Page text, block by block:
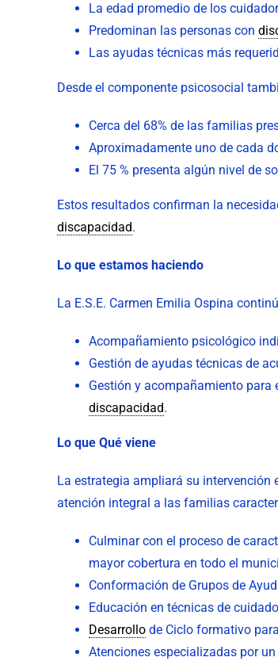
La edad promedio de los
Predominan las personas con
Las ayudas técnicas más
Desde el componente psicosocial
Cerca del 68% de las familias
Aproximadamente uno de cada
El 75 % presenta algún nivel de
Estos resultados confirman la
discapacidad.
Lo que estamos haciendo
La E.S.E. Carmen Emilia Ospina
Acompañamiento psicológico
Gestión de ayudas técnicas de
Gestión y acompañamiento para
discapacidad.
Lo que Qué viene
La estrategia ampliará su
atención integral a las familias
Culminar con el proceso de
mayor cobertura en todo el
Conformación de Grupos de
Educación en técnicas de
Desarrollo de Ciclo formativo
Atenciones especializadas por